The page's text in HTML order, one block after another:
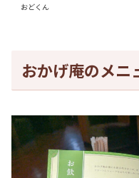
おどくん
おかげ庵のメニ